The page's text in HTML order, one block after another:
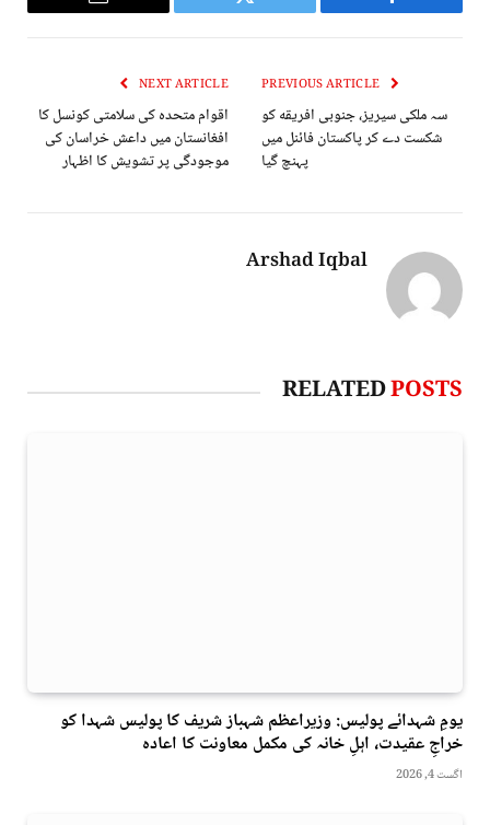
Facebook
Twitter
Email
سہ ملکی سیریز، جنوبی افریقه کو
شکست دے کر پاکستان فائنل میں
پہنچ گیا
NEXT ARTICLE
اقوام متحدہ کی سلامتی کونسل کا
افغانستان میں داعش خراسان کی
موجودگی پر تشویش کا اظہار
Arshad Iqbal
RELATEDPOSTS
یومِ شہدائے پولیس: وزیراعظم شہباز شریف کا پولیس شہدا کو
خراجِ عقیدت، اہلِ خانہ کی مکمل معاونت کا اعادہ
اگست 4, 2026